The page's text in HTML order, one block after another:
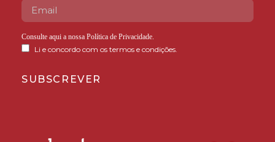
Consulte aqui a nossa Política de Privacidade
Li e concordo com os termos e condições.